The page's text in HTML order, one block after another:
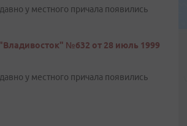
у местного причала появились
№632 от 28 июль 1999
у местного причала появились